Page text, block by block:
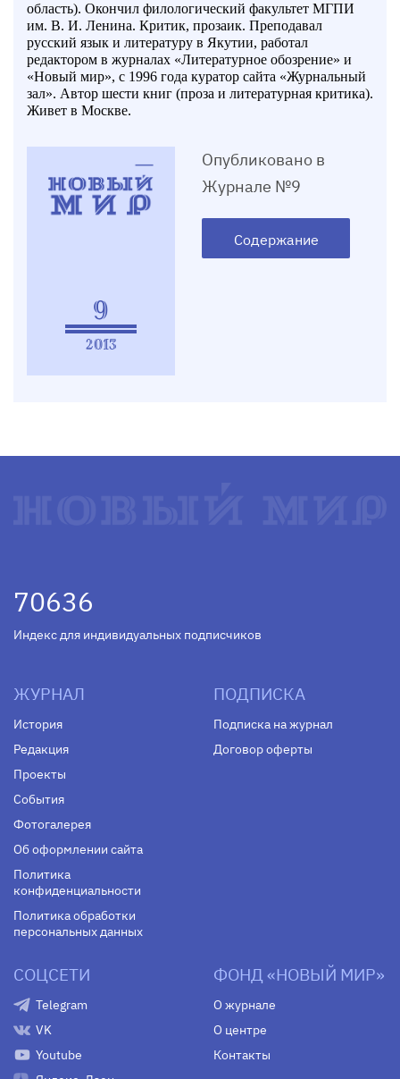
область). Окончил филологический факультет МГПИ
им. В. И. Ленина. Критик, прозаик. Преподавал
русский язык и литературу в Якутии, работал
редактором в журналах «Литературное обозрение» и
«Новый мир», с 1996 года куратор сайта «Журнальный
зал». Автор шести книг (проза и литературная критика).
Живет в Москве.
9
2013
Опубликовано в
Журнале №9
Содержание
70636
Индекс для индивидуальных подписчиков
ЖУРНАЛ
История
Редакция
Проекты
События
Фотогалерея
Об оформлении сайта
Политика
конфиденциальности
Политика обработки
персональных данных
ПОДПИСКА
Подписка на журнал
Договор оферты
СОЦСЕТИ
Telegram
VK
Youtube
ФОНД «НОВЫЙ МИР»
О журнале
О центре
Контакты